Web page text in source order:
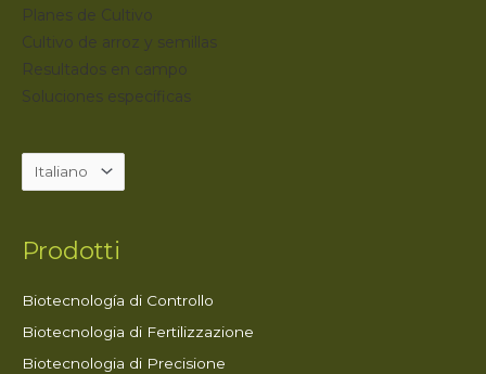
Planes de Cultivo
Cultivo de arroz y semillas
Resultados en campo
Soluciones específicas
Prodotti
Biotecnología di Controllo
Biotecnologia di Fertilizzazione
Biotecnologia di Precisione